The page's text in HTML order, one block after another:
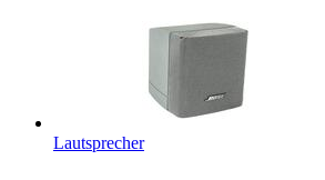
Lautsprecher